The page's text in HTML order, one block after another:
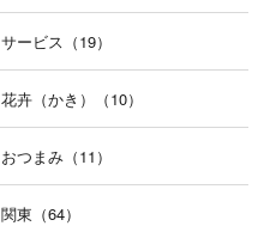
サービス（19）
花卉（かき）（10）
おつまみ（11）
関東（64）